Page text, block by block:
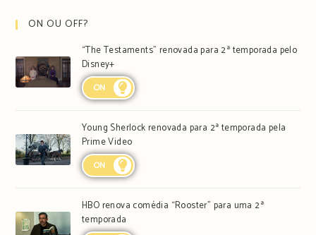
ON OU OFF?
“The Testaments” renovada para 2ª temporada pelo
Disney+
ON
Young Sherlock renovada para 2ª temporada pela
Prime Video
ON
HBO renova comédia “Rooster” para uma 2ª
temporada